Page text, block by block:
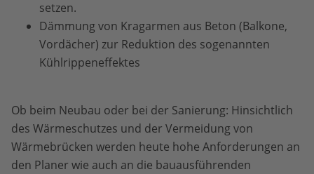
setzen.
Dämmung von Kragarmen aus Beton (Balkone,
Vordächer) zur Reduktion des sogenannten
Kühlrippeneffektes
Ob beim Neubau oder bei der Sanierung: Hinsichtlich
des Wärmeschutzes und der Vermeidung von
Wärmebrücken werden heute hohe Anforderungen an
den Planer wie auch an die bauausführenden